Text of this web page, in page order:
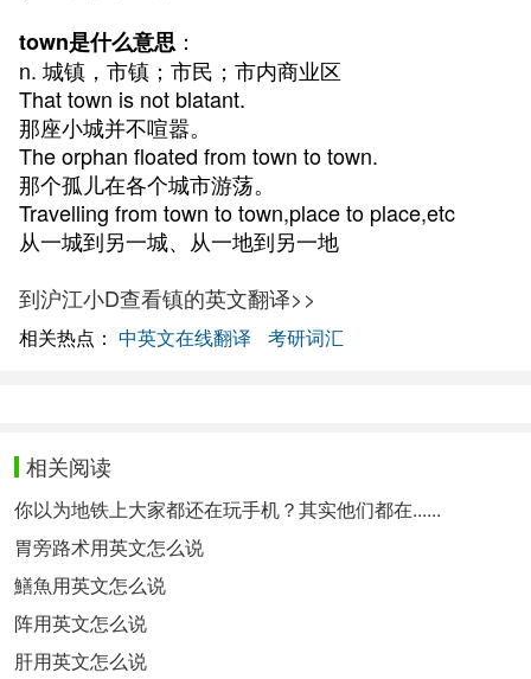
town是什么意思 ：
n. 城镇，市镇；市民；市内商业区
That town is not blatant.
那座小城并不喧嚣。
The orphan floated from town to town.
那个孤儿在各个城市游荡。
Travelling from town to town,place to place,etc
从一城到另一城、从一地到另一地
到沪江小D查看镇的英文翻译>>
相关热点： 中英文在线翻译 考研词汇
相关阅读
你以为地铁上大家都还在玩手机？其实他们都在......
胃旁路术用英文怎么说
鱔魚用英文怎么说
阵用英文怎么说
肝用英文怎么说